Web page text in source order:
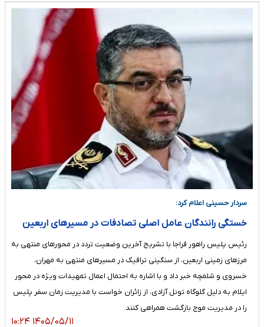
سردار حسینی اعلام کرد:
خستگی رانندگان عامل اصلی تصادفات در مسیرهای اربعین
رئیس پلیس راهور فراجا با تشریح آخرین وضعیت تردد در محورهای منتهی به
مرزهای زمینی اربعین، از سنگینی ترافیک در مسیرهای منتهی به مهران،
خسروی و شلمچه خبر داد و با اشاره به احتمال اعمال تمهیدات ویژه در محور
ایلام به دلیل گلوگاه تونل آزادی، از زائران خواست با مدیریت زمان سفر پلیس
را در مدیریت موج بازگشت همراهی کنند.
۱۴۰۵/۰۵/۱۱ ۱۰:۲۴